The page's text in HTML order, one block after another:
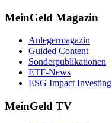
MeinGeld Magazin
Anlegermagazin
Guided Content
Sonderpublikationen
ETF-News
ESG Impact Investing
MeinGeld TV